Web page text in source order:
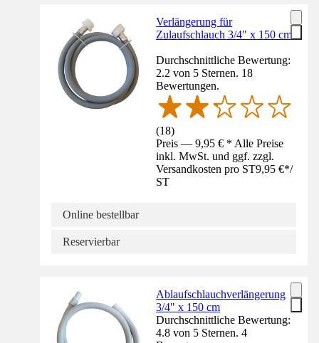
Verlängerung für
Zulaufschlauch 3/4" x 150 cm
Durchschnittliche Bewertung:
2.2 von 5 Sternen. 18
Bewertungen.
(18)
Preis — 9,95 € * Alle Preise
inkl. MwSt. und ggf. zzgl.
Versandkosten pro ST9,95 €*/
ST
Online bestellbar
Reservierbar
Ablaufschlauchverlängerung
3/4" x 150 cm
Durchschnittliche Bewertung:
4.8 von 5 Sternen. 4